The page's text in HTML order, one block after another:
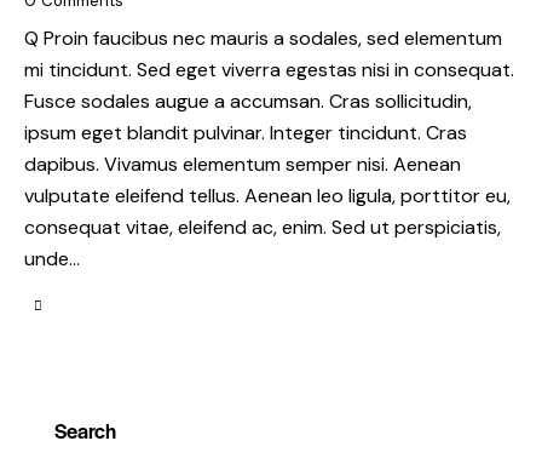
Q Proin faucibus nec mauris a sodales, sed elementum
mi tincidunt. Sed eget viverra egestas nisi in consequat.
Fusce sodales augue a accumsan. Cras sollicitudin,
ipsum eget blandit pulvinar. Integer tincidunt. Cras
dapibus. Vivamus elementum semper nisi. Aenean
vulputate eleifend tellus. Aenean leo ligula, porttitor eu,
consequat vitae, eleifend ac, enim. Sed ut perspiciatis,
unde…
Search